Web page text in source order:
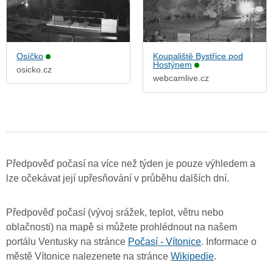
Osíčko
osicko.cz
Koupaliště Bystřice pod
Hostýnem
webcamlive.cz
Předpověď počasí na více než týden je pouze výhledem a
lze očekávat její upřesňování v průběhu dalších dní.
Předpověď počasí (vývoj srážek, teplot, větru nebo
oblačnosti) na mapě si můžete prohlédnout na našem
portálu Ventusky na stránce Počasí - Vítonice. Informace o
městě Vítonice nalezenete na stránce Wikipedie.